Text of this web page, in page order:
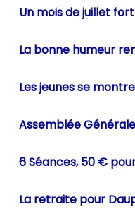
Un mois de juillet
La bonne humeur
Les jeunes se
Assemblée
6 Séances, 50 €
La retraite pour